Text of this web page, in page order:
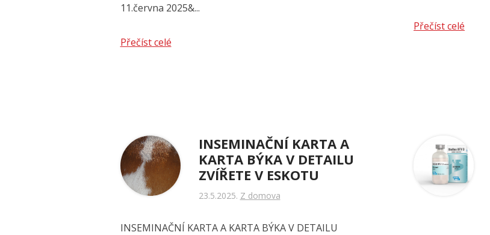
11.června 2025&...
Přečíst celé
Přečíst celé
INSEMINAČNÍ KARTA A
KARTA BÝKA V DETAILU
ZVÍŘETE V ESKOTU
23.5.2025 Z domova
INSEMINAČNÍ KARTA A KARTA BÝKA V DETAILU